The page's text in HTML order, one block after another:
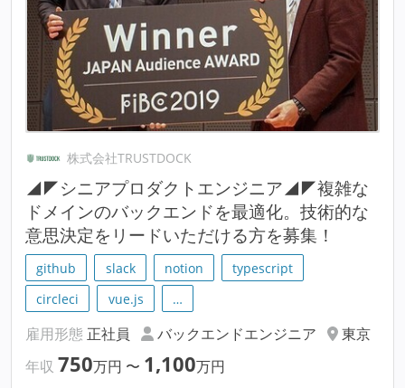
株式会社TRUSTDOCK
◢◤シニアプロダクトエンジニア◢◤複雑な
ドメインのバックエンドを最適化。技術的な
意思決定をリードいただける方を募集！
github slack notion
typescript
circleci
vue.js …
雇用形態 正社員 バックエンドエンジニア
東京
年収 750万円 〜 1,100万円